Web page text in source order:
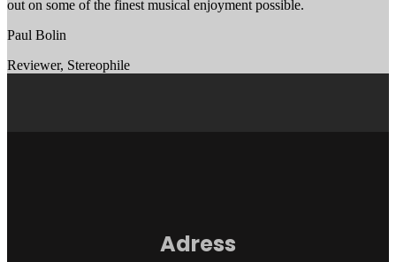
out on some of the finest musical enjoyment possible.
Paul Bolin
Reviewer, Stereophile
Adress